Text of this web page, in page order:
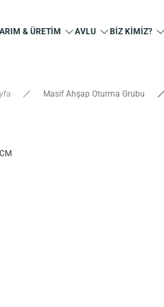
& ÜRETİM AVLU BİZ KİMİZ?
Masif Ahşap Oturma Grubu